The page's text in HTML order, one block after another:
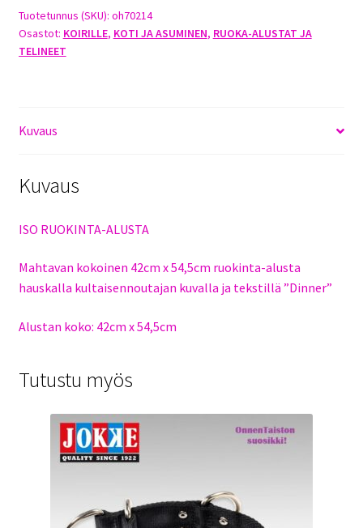
KULTAINEN
NOUTAJA
määrä
Tuotetunnus (SKU): oh70214
Osastot: KOIRILLE, KOTI JA ASUMINEN, RUOKA-ALUSTAT JA
TELINEET
Kuvaus
Kuvaus
ISO RUOKINTA-ALUSTA
Mahtavan kokoinen 42cm x 54,5cm ruokinta-alusta
hauskalla kultaisennoutajan kuvalla ja tekstillä ”Dinner”
Alustan koko: 42cm x 54,5cm
Tutustu myös